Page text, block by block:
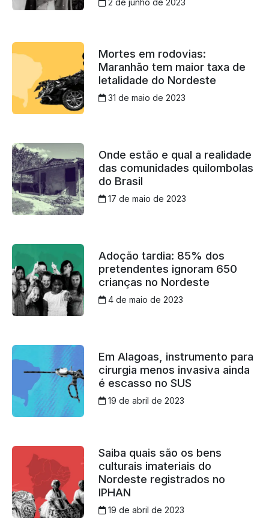
2 de junho de 2023
Mortes em rodovias:
Maranhão tem maior taxa de
letalidade do Nordeste
31 de maio de 2023
Onde estão e qual a realidade
das comunidades quilombolas
do Brasil
17 de maio de 2023
Adoção tardia: 85% dos
pretendentes ignoram 650
crianças no Nordeste
4 de maio de 2023
Em Alagoas, instrumento para
cirurgia menos invasiva ainda
é escasso no SUS
19 de abril de 2023
Saiba quais são os bens
culturais imateriais do
Nordeste registrados no
IPHAN
19 de abril de 2023